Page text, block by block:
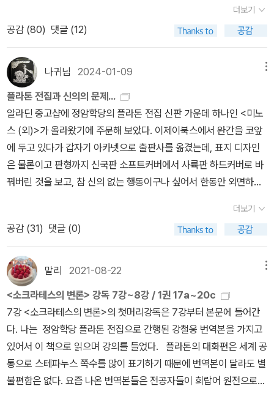
버지를 살인죄로 기소하게 된 경위를 소크라테스가 들음(3e~4e)
3. 소크라테스가 에우티프론에게 ‘경건함’이 무엇인지에 대한 가르침
을 청함(4e~5d) II. '경건함‘에 대한 첫 번째 강의: 사례 열거를 통한
의미 규정의 잘못(5d~6e)1. 에우티프론이 살인, 성물 절취 따위의
올바르지 못한 것에 대한 기소와 같은 사례를 들어, 이를 ‘경건한
것’이라 말함(5d~6c)2. ‘경건함’에 대한 물음은 그것의 한두 가지 사
례가 아닌, 그것의 ‘특성’ 자체에 대한 것임을 환기시킴(6c~11b)
두 번째 정의와 이에 대한 검토(6e~11b)1. ‘경건함’은 ‘신들의 사랑
을 받는 것’; 이에 대한 검토(6e~9c)2. ‘경건함’은 ‘모든 신의 사랑을
받는 것’; 이에 대한 검토(9d~11b)3. ‘모든 신들의 사랑을 받는 것’은
IV. 맥이 빠진
에우티프론에게 소크라테스가 협력을 약속하며 성원을 함(11b~e)
경건함(신성함): 최근류(最近類)와 종차(種差)(12c~e)2. ‘경건
함’은 신들에 대한 섬김이다.VI. 네 번째 정의와 이에 대한 검토(14
a~15c)1. ‘경건함’은 신들한테 제물을 바치고 기원을 하는 데 대한
일종의 앎이다.2. ‘경건함’은 신들에게 만족스런 것(마음에 드는 것)
들을 말하고 행하는 것: ‘신들한테 사랑받는 것’이라는 두 번째 정의로
되돌아감.VII. 대화의 종결(15b~16a)1. ‘경건함’이 무엇인지를 처
음부터 다시 고찰할 것을 소크라테스가 제의함.2. 이를 에우티프론이
훗날로 미룸. <소크라테스의 변론> 편해제목차I. 소크라테스의 자
사반세기만인 2021년부터 본격적으로 나왔지만, 김재홍의 <토피카
>와 김진성의 <형이상학>은 절판본의 재간행에 불과했고, 김재홍의
<분석론 전서>와 <분석론 후서>부터가 국내 초역본이다.이쯤 되면
결국 한국 아리스토텔레스 업계(?)를 김재홍 혼자서 쥐락펴락하는
상황이 아닐까 싶기도 하다. 겉으로는 아카넷, 그린비, 서광사가 '아리
스토텔레스 전집'을 우후죽순으로 간행하며 원전 번역 경쟁에 돌입한
것처럼 보이지만, 가만 들여다보면 사실은 한 사람이 여러 출판사에
서 번역서를 간행 및 재간행하고 있는 셈이니 사실상의 '원맨쇼'에 불
과하다.김재홍 외의 원전 번역으로는 천병희의 <수사학/시학>, <정
치학>, <니코마코스 윤리학>이 있고, 조대호의 <형이상학>과 <동
물발생학>, 김진성의 <형이상학>과 <범주론/명제론>과 <자연학 소
론집> 등이 있다. 그런데 이 책들도 절판과 복간을 거듭하다 보니, 마
시 현상을 만들어내는 데에 일조했다. 그래도 <시학>과 <정치학>과
<니코마코스 윤리학>뿐이었던 예전에 비하자면 훨씬 더 많은 작품이
번역되었으니 반가운 일이다. 위서와 <자연학>을 제외하면 주요 저
술은 대부분 나왔으니 말이다. 다만 플라톤의 저서는 정암학당을 비
롯해서 번역과 연구에 매진하는 사람이 많아 보이는 반면, 아리스토
텔레스는 '원맨쇼'에 의존하고 있으니 의아하고도 아쉬운 일이다.아리
스토텔레스 저작 인용에 사용되는 '베커 쪽수'(1-1462)로 단순 계산
하면, 지금까지 번역된 저술은 전체의 65퍼센트에 달한다. 김재홍은
공동 및 단독으로 전체의 40퍼센트를 옮겼으니, 전체 저술의 절반 이
애초부터 양쪽 모두에 반대했었다면 차라리 일찌감치 외국으로 이주
하는 편이 나았겠지만, 결국 그곳에 남아서 지금까지 살았다는 것은
가 자기 마음에 들지 않는다고 해서 거부하는 것은 합당하지 않다는
설명이었다.이런 문맥을 감안하고 보면 '악법도 법이다'도 <크리톤>
에서 자세히 설명된 소크라테스의 생각을 제대로 요약하고 있는 표현
인 것은 맞다. 물론 무조건적 법률 준수에 앞서 표현과 이동의 자유 같
은 권리가 보장되어야 한다는 점을 간과한다면, 예를 들어 과거의 한
국 같은 독재 치하에서는 자칫 나쁜 법률까지도 정당화하는 핑계로
남용되기가 쉽겠지만 말이다.소크라테스가 도대체 무슨 의도에서 이
런 말을 했는지에 대해서는 연구자들 사이에서도 의견이 엇갈린다.
라는 지적도 있고, 이와는 반대로 재판 중에 열띤 변론을 내놓았던 것
이나 판결 후에 결과를 순순히 받아들인 것 모두 저 철학자의 전체적
인 태도며 주장과 모순되지 않는다는 반론 역시 있다.여하간 지금은
통용되지 않는 '악법도 법이다'라는 격언을 다시 한 번 떠올리게 된 까
닭은 당연히 최근의 여러 가지 사건 때문이다. 현직 대통령의 탄핵 심
판, 야당 대표의 개인 비리 재판, 원내 3당 대표의 자녀 입시 비리 재
판에서 한결같이 '악법'에 대한 비난이 반복되었기 때문이다. 세 명 모
두 검사, 변호사, 법학교수 출신이라는 점은 아이러니를 더해준다.쉽
게 말해 나에게 유리하면 '현명한 판결', 불리하면 '잘못된 판결'이라는
식이니, 각자 정의와 양심을 이유로 내세우지만 실제로는 내로남불이
라는 비판이 불가피하다. 물론 법률도 절대적인 것까진 아니지만, 양
니츠 에드워드 기번 몽테스키외 장 자크 루소 토크빌 스코틀랜드 계
몽주의 칸트 버크/페인/맬서스 독일관념론 헤겔 요한 고트프리트 폰
헤르더 막스 슈티르너 콩도르세 철학적 급진주의 오귀스트 콩트 프루
더보기
공감 (80) 댓글 (12)
나귀님 2024-01-09
플라톤 전집과 신의의 문제...
알라딘 중고샵에 정암학당의 플라톤 전집 신판 가운데 하나인 <미노
스 (외)>가 올라왔기에 주문해 보았다. 이제이북스에서 완간을 코앞
에 두고 있다가 갑자기 아카넷으로 출판사를 옮겼는데, 표지 디자인
은 물론이고 판형까지 신국판 소프트커버에서 사륙판 하드커버로 바
꿔버린 것을 보고, 참 신의 없는 행동이구나 싶어서 한동안 외면하던
은 것이라서 구입했는데, '정암학당 플라톤 전집을 새롭게 펴내며'라
는 두 번째 서문을 보면 이제이북스의 사정으로 출간을 중단하고 출
판사를 옮기게 되었다는 설명이 나온다. 검색해 보니 이제이북스는 2
018년 이후로 신간을 내놓지 않았으니 사실상 문을 닫은 것이 아닌
가 싶기도 하다.하지만 출판사를 옮긴 사정까지는 감안하더라도, 판
형까지 싹 바꿔서 재간행하는 것은 괘씸할 수밖에 없다. 이제이북스
구판을 가진 독자의 입장에서는 무려 스무 권이나 모아 놓은 책들을
내버리고 다시 살 수도 없고, 막상 <미노스 (외)>처럼 원래 없던 책들
만 구입해서 꽂아 놓으면 기존의 책들과 판형부터 다르니 '전집'이라
기에는 영 꼴불견이다.플라톤 전집의 구판과 신판 모두에는 후원회원
인 개인과 단체의 명단이 서너 페이지에 걸쳐 나와 있는데, 거꾸로 보
더보기
공감 (31) 댓글 (0)
말리 2021-08-22
<소크라테스의 변론> 강독 7강~8강 / 1권 17a~20c
7강 <소크라테스의 변론>의 첫머리강독은 7강부터 본문에 들어간
다. 나는 정암학당 플라톤 전집으로 간행된 강철웅 번역본을 가지고
있어서 이 책으로 읽으며 강의를 들었다. 플라톤의 대화편은 세계 공
통으로 스테파누스 쪽수를 많이 표기하기 때문에 번역본이 달라도 별
불편함은 없다. 요즘 나온 번역본들은 전공자들이 희랍어 원전으로